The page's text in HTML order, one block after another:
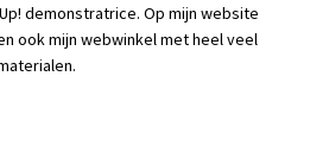
demonstratrice. Op mijn website
ook mijn webwinkel met heel veel